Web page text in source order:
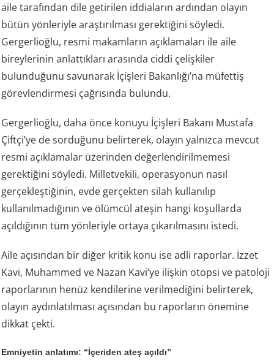
aile tarafından dile getirilen iddiaların ardından olayın
bütün yönleriyle araştırılması gerektiğini söyledi.
Gergerlioğlu, resmi makamların açıklamaları ile aile
bireylerinin anlattıkları arasında ciddi çelişkiler
bulunduğunu savunarak İçişleri Bakanlığı’na müfettiş
görevlendirmesi çağrısında bulundu.
Gergerlioğlu, daha önce konuyu İçişleri Bakanı Mustafa
Çiftçi’ye de sorduğunu belirterek, olayın yalnızca mevcut
resmi açıklamalar üzerinden değerlendirilmemesi
gerektiğini söyledi. Milletvekili, operasyonun nasıl
gerçekleştiğinin, evde gerçekten silah kullanılıp
kullanılmadığının ve ölümcül ateşin hangi koşullarda
açıldığının tüm yönleriyle ortaya çıkarılmasını istedi.
Aile açısından bir diğer kritik konu ise adli raporlar. İzzet
Kavi, Muhammed ve Nazan Kavi’ye ilişkin otopsi ve patoloji
raporlarının henüz kendilerine verilmediğini belirterek,
olayın aydınlatılması açısından bu raporların önemine
dikkat çekti.
Emniyetin anlatımı: “İçeriden ateş açıldı”